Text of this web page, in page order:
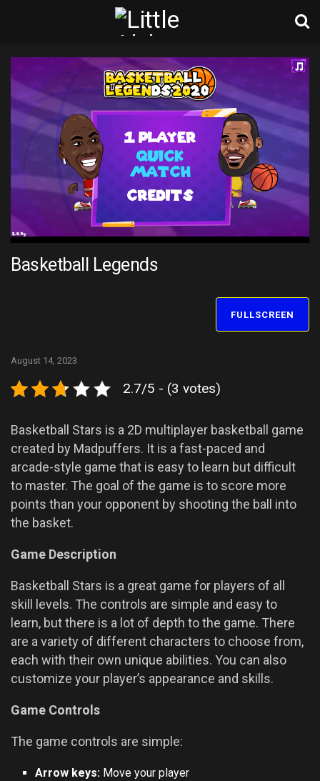
Basketball Legends
FULLSCREEN
August 14, 2023
2.7/5 - (3 votes)
Basketball Stars is a 2D multiplayer basketball game
created by Madpuffers. It is a fast-paced and
arcade-style game that is easy to learn but difficult
to master. The goal of the game is to score more
points than your opponent by shooting the ball into
the basket.
Game Description
Basketball Stars is a great game for players of all
skill levels. The controls are simple and easy to
learn, but there is a lot of depth to the game. There
are a variety of different characters to choose from,
each with their own unique abilities. You can also
customize your player’s appearance and skills.
Game Controls
The game controls are simple:
Arrow keys: Move your player